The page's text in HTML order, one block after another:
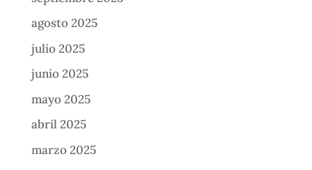
agosto 2025
julio 2025
junio 2025
mayo 2025
abril 2025
marzo 2025